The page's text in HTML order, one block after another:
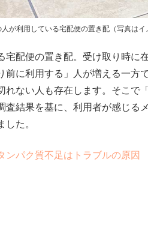
が利用している宅配便の置き配（写真はイ
配便の置き配。受け取り時に
前に利用する」人が増える一方
れない人も存在します。そこで
査結果を基に、利用者が感じる
した。
ンパク質不足はトラブルの原